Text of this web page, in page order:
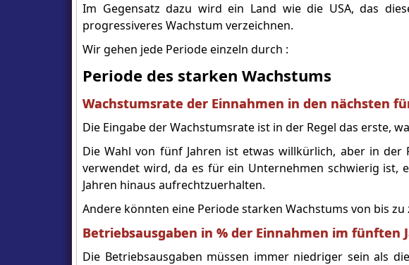
Im Gegensatz dazu wird ein Land wie die USA, das
progressiveres Wachstum verzeichnen.
Wir gehen jede Periode einzeln durch :
Periode des starken Wachstums
Wachstumsrate der Einnahmen in den nächsten
Die Eingabe der Wachstumsrate ist in der Regel das erste,
Die Wahl von fünf Jahren ist etwas willkürlich, aber in der
verwendet wird, da es für ein Unternehmen schwierig ist,
Jahren hinaus aufrechtzuerhalten.
Andere könnten eine Periode starken Wachstums von bis
Betriebsausgaben in % der Einnahmen im fünften
Die Betriebsausgaben müssen immer niedriger sein als